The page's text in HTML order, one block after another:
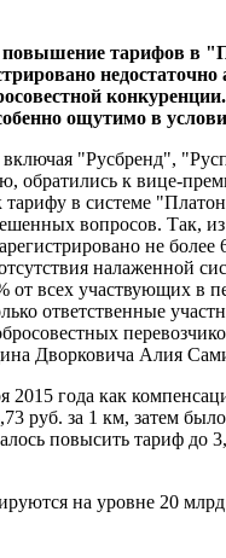
повышение тарифов в
ощутимо в
"Русбренд",
обратились к вице-
в системе
вопросов. Так,
не
налаженной
всех участвующих в
ответственные
Дворковича Алия
года как
руб. за 1 км, затем
повысить тариф до
на уровне 20 млрд